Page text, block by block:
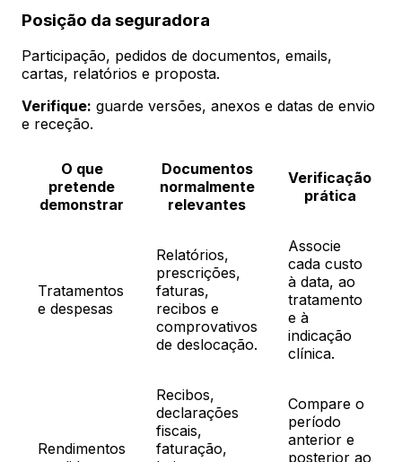
Posição da seguradora
Participação, pedidos de documentos, emails,
cartas, relatórios e proposta.
Verifique: guarde versões, anexos e datas de envio
e receção.
O que
pretende
demonstrar
Documentos
normalmente
relevantes
Verificação
prática
Tratamentos
e despesas
Relatórios,
prescrições,
faturas,
recibos e
comprovativos
de deslocação.
Associe
cada custo
à data, ao
tratamento
e à
indicação
clínica.
Rendimentos
Recibos,
declarações
fiscais,
faturação,
Compare o
período
anterior e
posterior ao